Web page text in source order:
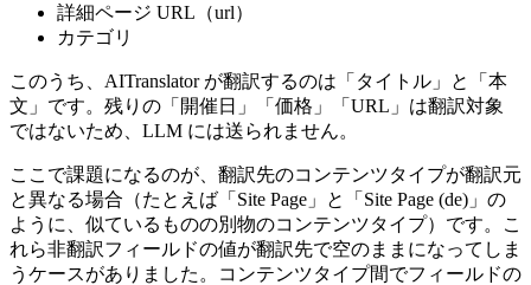
詳細ページ URL（url）
カテゴリ
このうち、AITranslator が翻訳するのは「タイトル」と「本
文」です。残りの「開催日」「価格」「URL」は翻訳対象
ではないため、LLM には送られません。
ここで課題になるのが、翻訳先のコンテンツタイプが翻訳元
と異なる場合（たとえば「Site Page」と「Site Page (de)」の
ように、似ているものの別物のコンテンツタイプ）です。こ
れら非翻訳フィールドの値が翻訳先で空のままになってしま
うケースがありました。コンテンツタイプ間でフィールドの